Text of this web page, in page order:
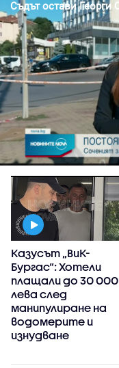
Казусът „ВиК-
Бургас“: Хотели
плащали до 30 000
лева след
манипулиране на
водомерите и
изнудване